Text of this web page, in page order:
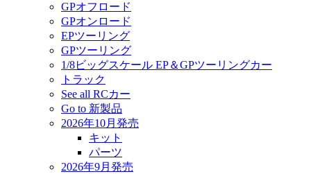
GPオフロード
GPオンロード
EPツーリング
GPツーリング
1/8ビッグスケール EP＆GPツーリングカー
トラック
See all RCカー
Go to 新製品
2026年10月発売
キット
パーツ
2026年9月発売